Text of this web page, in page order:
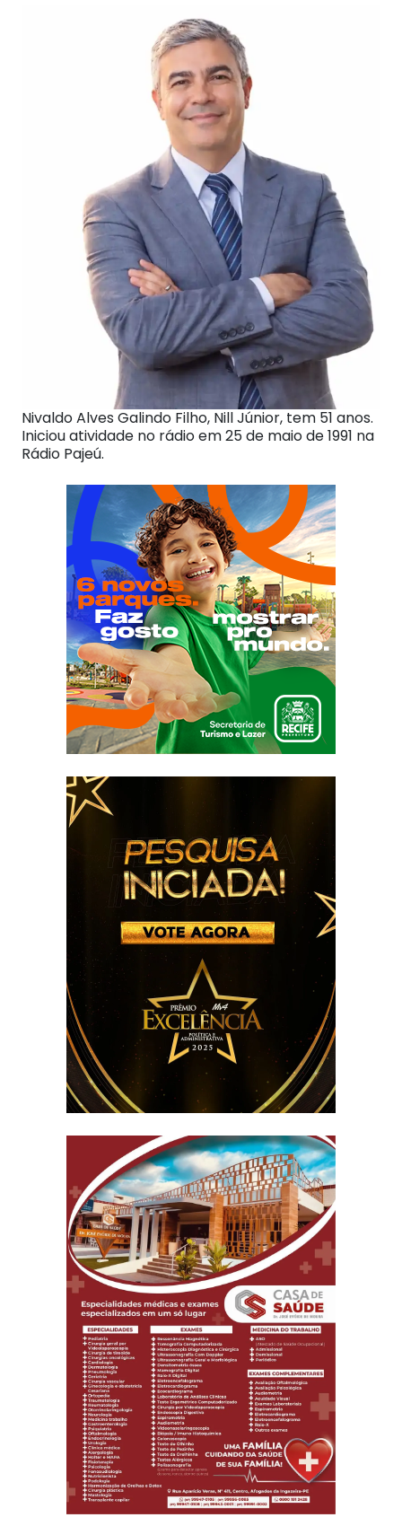
Nivaldo Alves Galindo Filho, Nill Júnior, tem 51 anos.
Iniciou atividade no rádio em 25 de maio de 1991 na
Rádio Pajeú.